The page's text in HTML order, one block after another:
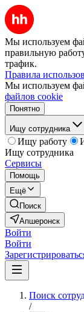
Мы используем
правильную
трафик.
Правила
Мы используем
файлов cookie
Понятно
Ищу сотрудника
Ищу работу
Ищу сотрудника
Сервисы
Помощь
Ещё
Поиск
Апшеронск
Войти
Войти
Поиск
/